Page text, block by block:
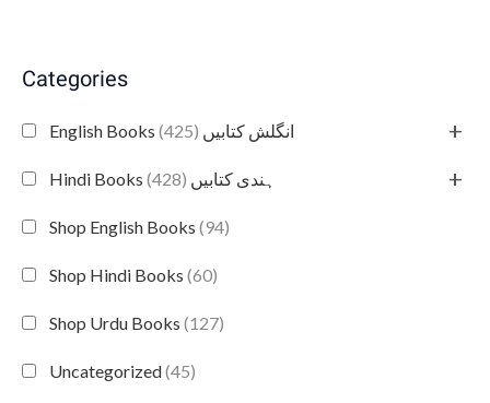
Categories
English Books انگلش کتابیں (425) +
Hindi Books ہندی کتابیں (428) +
Shop English Books (94)
Shop Hindi Books (60)
Shop Urdu Books (127)
Uncategorized(45)